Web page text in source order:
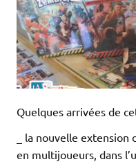
Quelques arrivées de
_ la nouvelle
en multijoueurs, dans